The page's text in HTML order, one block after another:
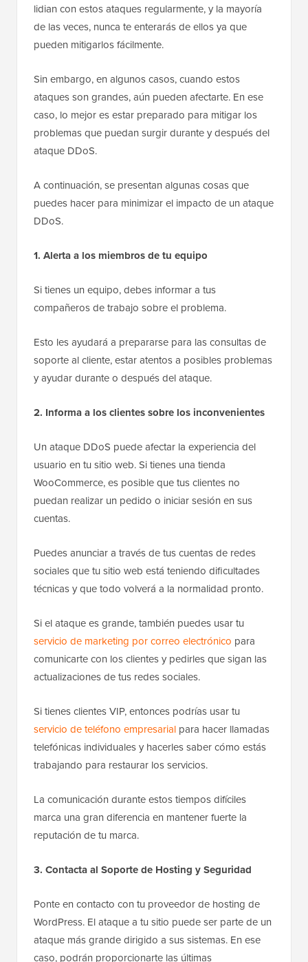
lidian con estos ataques regularmente, y la mayoría
de las veces, nunca te enterarás de ellos ya que
pueden mitigarlos fácilmente.
Sin embargo, en algunos casos, cuando estos
ataques son grandes, aún pueden afectarte. En ese
caso, lo mejor es estar preparado para mitigar los
problemas que puedan surgir durante y después del
ataque DDoS.
A continuación, se presentan algunas cosas que
puedes hacer para minimizar el impacto de un ataque
DDoS.
1. Alerta a los miembros de tu equipo
Si tienes un equipo, debes informar a tus
compañeros de trabajo sobre el problema.
Esto les ayudará a prepararse para las consultas de
soporte al cliente, estar atentos a posibles problemas
y ayudar durante o después del ataque.
2. Informa a los clientes sobre los inconvenientes
Un ataque DDoS puede afectar la experiencia del
usuario en tu sitio web. Si tienes una tienda
WooCommerce, es posible que tus clientes no
puedan realizar un pedido o iniciar sesión en sus
cuentas.
Puedes anunciar a través de tus cuentas de redes
sociales que tu sitio web está teniendo dificultades
técnicas y que todo volverá a la normalidad pronto.
Si el ataque es grande, también puedes usar tu
servicio de marketing por correo electrónico para
comunicarte con los clientes y pedirles que sigan las
actualizaciones de tus redes sociales.
Si tienes clientes VIP, entonces podrías usar tu
servicio de teléfono empresarial para hacer llamadas
telefónicas individuales y hacerles saber cómo estás
trabajando para restaurar los servicios.
La comunicación durante estos tiempos difíciles
marca una gran diferencia en mantener fuerte la
reputación de tu marca.
3. Contacta al Soporte de Hosting y Seguridad
Ponte en contacto con tu proveedor de hosting de
WordPress. El ataque a tu sitio puede ser parte de un
ataque más grande dirigido a sus sistemas. En ese
caso, podrán proporcionarte las últimas